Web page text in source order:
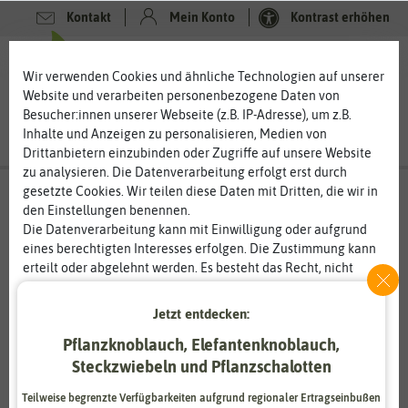
Kontakt Mein Konto Kontrast erhöhen
Wir verwenden Cookies und ähnliche Technologien auf unserer
Website und verarbeiten personenbezogene Daten von
Besucher:innen unserer Webseite (z.B. IP-Adresse), um z.B.
Inhalte und Anzeigen zu personalisieren, Medien von
Drittanbietern einzubinden oder Zugriffe auf unsere Website
zu analysieren. Die Datenverarbeitung erfolgt erst durch
gesetzte Cookies. Wir teilen diese Daten mit Dritten, die wir in
den Einstellungen benennen.
Die Datenverarbeitung kann mit Einwilligung oder aufgrund
eines berechtigten Interesses erfolgen. Die Zustimmung kann
erteilt oder abgelehnt werden. Es besteht das Recht, nicht
Zeitpunkt zu ändern oder zu widerrufen. Weitere
den Diensten erklären wir in unsererDaten­schutz­erklärung
Essenziell Statistik
Jetzt entdecken:
Pflanzknoblauch, Elefantenknoblauch,
Steckzwiebeln und Pflanzschalotten
Teilweise begrenzte Verfügbarkeiten aufgrund regionaler Ertragseinbußen